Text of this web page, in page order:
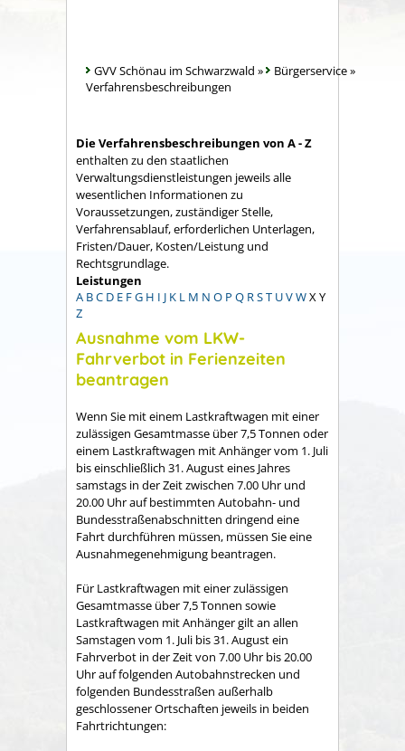
GVV Schönau im Schwarzwald » Bürgerservice»
Verfahrensbeschreibungen
Die Verfahrensbeschreibungen von A - Z
enthalten zu den staatlichen
Verwaltungsdienstleistungen jeweils alle
wesentlichen Informationen zu
Voraussetzungen, zuständiger Stelle,
Verfahrensablauf, erforderlichen Unterlagen,
Fristen/Dauer, Kosten/Leistung und
Rechtsgrundlage.
Leistungen
A BC D E FG H I J K L M N O P Q RST UVWX Y
Z
Ausnahme vom LKW-
Fahrverbot in Ferienzeiten
beantragen
Wenn Sie mit einem Lastkraftwagen mit einer
zulässigen Gesamtmasse über 7,5 Tonnen oder
einem Lastkraftwagen mit Anhänger vom 1. Juli
bis einschließlich 31. August eines Jahres
samstags in der Zeit zwischen 7.00 Uhr und
20.00 Uhr auf bestimmten Autobahn- und
Bundesstraßenabschnitten dringend eine
Fahrt durchführen müssen, müssen Sie eine
Ausnahmegenehmigung beantragen.
Für Lastkraftwagen mit einer zulässigen
Gesamtmasse über 7,5 Tonnen sowie
Lastkraftwagen mit Anhänger gilt an allen
Samstagen vom 1. Juli bis 31. August ein
Fahrverbot in der Zeit von 7.00 Uhr bis 20.00
Uhr auf folgenden Autobahnstrecken und
folgenden Bundesstraßen außerhalb
geschlossener Ortschaften jeweils in beiden
Fahrtrichtungen: